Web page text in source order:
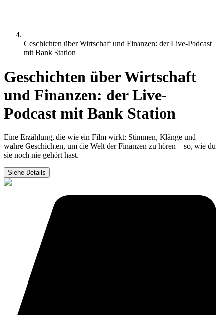
Geschichten über Wirtschaft und Finanzen: der Live-Podcast
mit Bank Station
Geschichten über Wirtschaft
und Finanzen: der Live-
Podcast mit Bank Station
Eine Erzählung, die wie ein Film wirkt: Stimmen, Klänge und
wahre Geschichten, um die Welt der Finanzen zu hören – so, wie du
sie noch nie gehört hast.
Siehe Details